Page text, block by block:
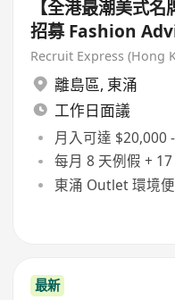
【全港最潮美式
招募 Fashion
Recruit Express (Hong
離島區, 東涌
工作日面議
月入可達 $20,000
每月 8 天例假 +
東涌 Outlet 環境
最新